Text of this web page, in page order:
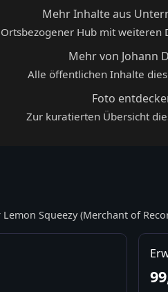
Mehr Inhalte aus
Ortsbezogener Hub mit weiteren
Mehr von Johann
Alle öffentlichen Inhalte
Foto
Zur kuratierten Übersicht
Squeezy (Merchant of